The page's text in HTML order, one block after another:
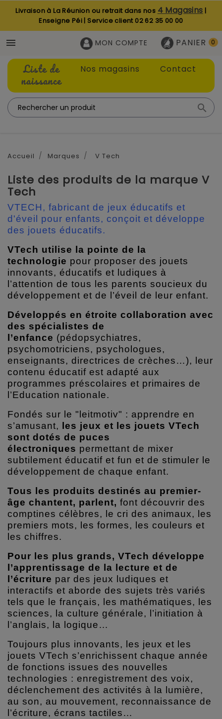
Livraison à La Réunion ou retrait dans nos 4 Magasins |
Enseigne Péi | Service client02 62 35 00 00
 PANIER 0
MON COMPTE
Liste de
naissance
Nos magasins Contact

Accueil Marques V Tech
Liste des produits de la marque V
Tech
VTECH, fabricant de jeux éducatifs et
d'éveil pour enfants, conçoit et développe
des jouets éducatifs.
VTech utilise la pointe de la
technologie pour proposer des jouets
innovants, éducatifs et ludiques à
l’attention de tous les parents soucieux du
développement et de l’éveil de leur enfant.
Développés en étroite collaboration avec
des spécialistes de
l’enfance (pédopsychiatres,
psychomotriciens, psychologues,
enseignants, directrices de crèches…), leur
contenu éducatif est adapté aux
programmes préscolaires et primaires de
l’Education nationale.
Fondés sur le "leitmotiv" : apprendre en
s’amusant,
les jeux et les jouets VTech
sont dotés de puces
électroniques permettant de mixer
subtilement éducatif et fun et de stimuler le
développement de chaque enfant.
Tous les produits destinés au premier-
âge chantent, parlent, font découvrir des
comptines célèbres, le cri des animaux, les
premiers mots, les formes, les couleurs et
les chiffres.
Pour les plus grands, VTech développe
l’apprentissage de la lecture et de
l’écriture par des jeux ludiques et
interactifs et aborde des sujets très variés
tels que le français, les mathématiques, les
sciences, la culture générale, l’initiation à
l’anglais, la logique…
Toujours plus innovants, les jeux et les
jouets VTech s’enrichissent chaque année
de fonctions issues des nouvelles
technologies : enregistrement des voix,
déclenchement des activités à la lumière,
au son, au mouvement, reconnaissance de
l’écriture, écrans tactiles…